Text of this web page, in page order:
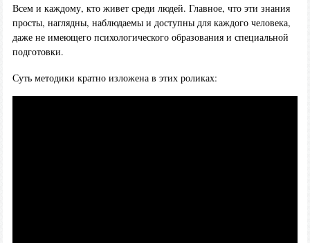
Всем и каждому, кто живет среди людей. Главное, что эти знания
просты, наглядны, наблюдаемы и доступны для каждого человека,
даже не имеющего психологического образования и специальной
подготовки.
Суть методики кратно изложена в этих роликах: